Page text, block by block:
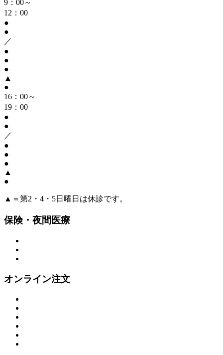
9：00～
12：00
●
●
／
●
●
●
▲
●
16：00～
19：00
●
●
／
●
●
●
▲
●
▲＝第2・4・5日曜日は休診です。
保険・夜間医療
オンライン注文